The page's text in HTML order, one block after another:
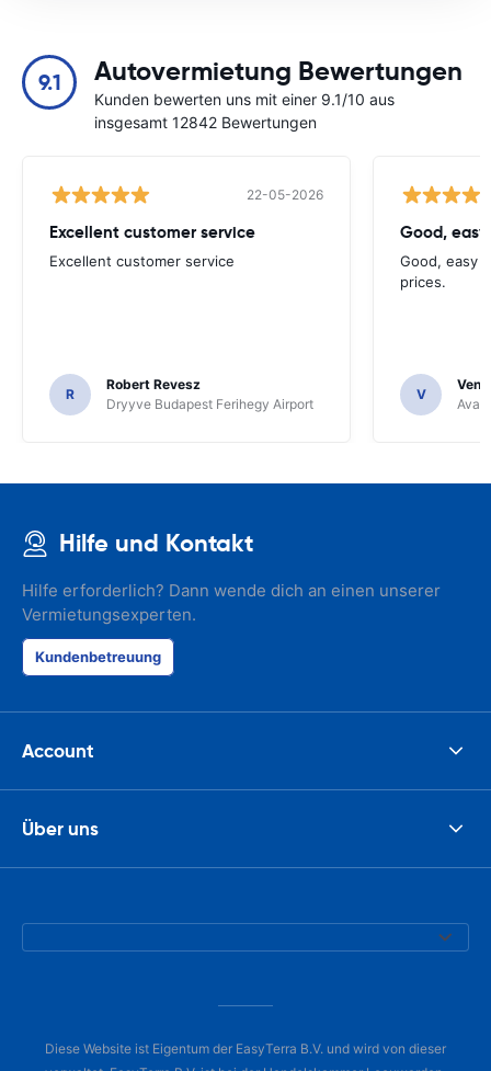
9.1 Autovermietung Bewertungen
Kunden bewerten uns mit einer 9.1/10 aus
insgesamt 12842 Bewertungen
22-05-2026
Excellent customer service
Excellent customer service
R
Robert Revesz
Dryyve Budapest Ferihegy Airport
Good,
Good, easy
prices.
V
Hilfe und Kontakt
Hilfe erforderlich? Dann wende dich an einen unserer
Vermietungsexperten.
Kundenbetreuung
Account
Über uns
Diese Website ist Eigentum der EasyTerra B.V. und wird von dieser